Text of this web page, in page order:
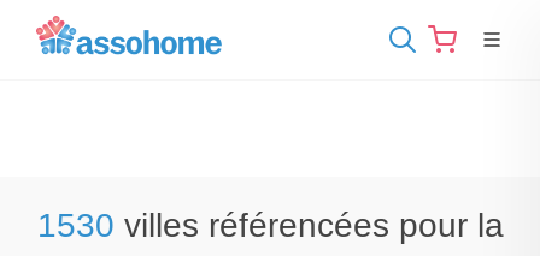
1530 villes référencées pour la